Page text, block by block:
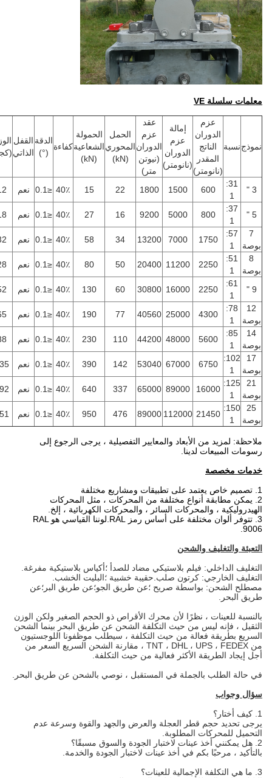
معلمات سلسلة VE
نموذجنسبة
عزم
الدوران
الناتج
المقدر
(نانومتر)
إمالة
عزم
الدوران
(نانومتر)
عقد
عزم
الدوران
(نيوتن
متر)
الحمل
المحوري
الحمولة
الشعاعيةكفاءة
الدقة
(°)
القفل
الذاتي
الوزن
(كجم)
31:
600
1500
1800
15 40٪ ≤0.1 نعم
37:
800
5000
9200 40٪ ≤0.1 نعم
بوصة
57:
1
1750
7000
13200 40٪ ≤0.1 نعم
بوصة
51:
1
2250
11200
20400
80 40٪ ≤0.1 نعم
61:
2250
16000
30800
130 40٪ ≤0.1 نعم
بوصة
78:
1
4300
25000
40560
190 40٪ ≤0.1 نعم
65
بوصة
85:
1
5600
48000
44200
110
230 40٪ ≤0.1 نعم
بوصة
102:
1
6750
67000
53040
142
390 40٪ ≤0.1 نعم
135
بوصة
125:
1
16000
89000
65000
337
640 40٪ ≤0.1 نعم
192
بوصة
150:
1
21450
112000
89000
476
950 40٪ ≤0.1 نعم 251
ملاحظة: لمزيد من الأبعاد والمعايير التفصيلية ، يرجى الرجوع إلى
رسومات المبيعات لدينا.
خدمات مخصصة
2. يمكن مطابقة أنواع مختلفة من المحركات ، مثل المحركات
الهيدروليكية ، والمحركات السائر ، والمحركات الكهربائية ، إلخ.
3. تتوفر ألوان مختلفة على أساس رمز RAL.لوننا القياسي هو RAL
9006.
التعبئة والتغليف والشحن
التغليف الداخلي: فيلم بلاستيكي مضاد للصدأ ؛أكياس بلاستيكية مفرغة.
التغليف الخارجي: كرتون صلب.حقيبة خشبية ؛البليت الخشب.
مصطلح الشحن: بواسطة صريح ؛عن طريق الجو؛عن طريق البر؛عن
طريق البحر.
بالنسبة للعينات ، نظرًا لأن محرك الأقراص ذو الحجم الصغير ولكن الوزن
الثقيل ، فإنه ليس من حيث التكلفة الشحن عن طريق البحر بينما الشحن
السريع بطريقة فعالة من حيث التكلفة ، سيطلب موظفونا اللوجستيون
من TNT ، DHL ، UPS ، FEDEX ، مقارنة الشحن السريع السعر من
أجل إيجاد الطريقة الأكثر فعالية من حيث التكلفة.
في حالة الطلب بالجملة في المستقبل ، نوصي بالشحن عن طريق البحر.
سؤال وجواب
يرجى تحديد حجم قطر العجلة والعرض والجهد والقوة وسرعة عدم
التحميل للمحركات المطلوبة.
بالتأكيد ، مرحبًا بكم في أخذ عينات لاختبار الجودة والخدمة.